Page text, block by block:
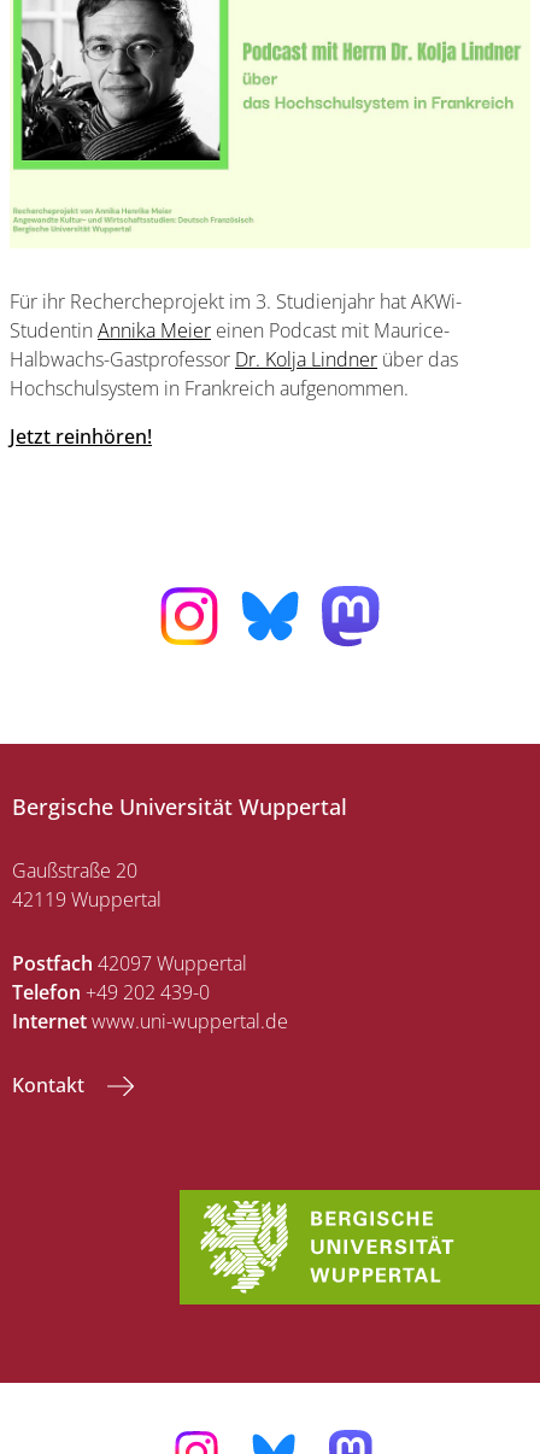
Für ihr Rechercheprojekt im 3. Studienjahr hat AKWi-
Studentin Annika Meier einen Podcast mit Maurice-
Halbwachs-Gastprofessor Dr. Kolja Lindner über das
Hochschulsystem in Frankreich aufgenommen.
Jetzt reinhören!
Bergische Universität Wuppertal
Gaußstraße 20
42119 Wuppertal
Postfach 42097 Wuppertal
Telefon +49 202 439-0
Internetwww.uni-wuppertal.de
Kontakt